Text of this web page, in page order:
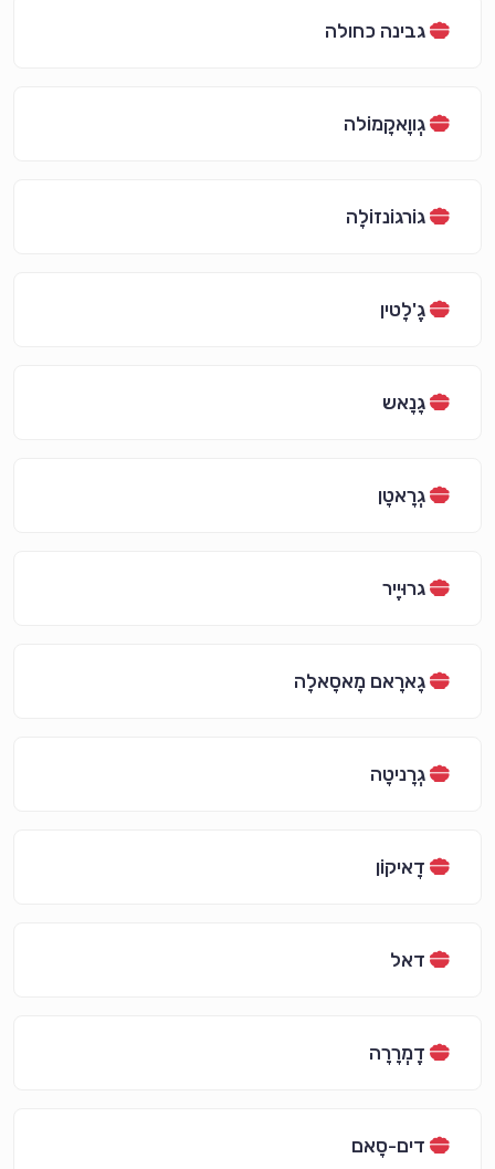
גבינה כחולה
גְווָאקָמוֹלה
גוֹרגוֹנזוֹלָה
גֶ'לָטין
גָנָאש
גְרָאטָן
גרוּיֶיר
גָארָאם מָאסָאלָה
גְרָניטָה
דָאיקוֹן
דאל
דֶמְרָרָה
דים-סָאם